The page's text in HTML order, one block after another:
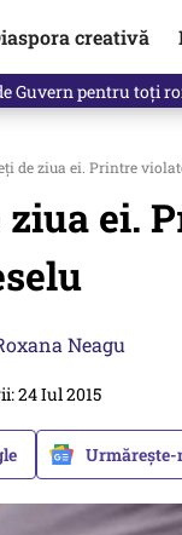
creativă
Guvern pentru toți
de ziua ei. Printre
ziua
Neagu
24 Iul 2015
Urmărește-